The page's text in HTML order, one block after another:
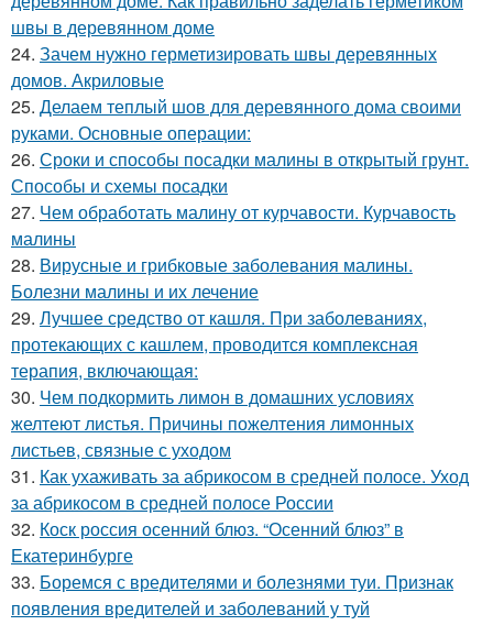
швы в деревянном доме
24. Зачем нужно герметизировать швы деревянных
домов. Акриловые
25. Делаем теплый шов для деревянного дома своими
руками. Основные операции:
26. Сроки и способы посадки малины в открытый грунт.
Способы и схемы посадки
27. Чем обработать малину от курчавости. Курчавость
малины
28. Вирусные и грибковые заболевания малины.
Болезни малины и их лечение
29. Лучшее средство от кашля. При заболеваниях,
протекающих с кашлем, проводится комплексная
терапия, включающая:
30. Чем подкормить лимон в домашних условиях
желтеют листья. Причины пожелтения лимонных
листьев, связные с уходом
31. Как ухаживать за абрикосом в средней полосе. Уход
за абрикосом в средней полосе России
32. Коск россия осенний блюз. “Осенний блюз” в
Екатеринбурге
33. Боремся с вредителями и болезнями туи. Признак
появления вредителей и заболеваний у туй